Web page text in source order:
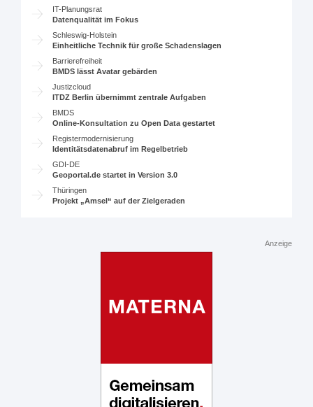
IT-Planungsrat
Datenqualität im Fokus
Schleswig-Holstein
Einheitliche Technik für große Schadenslagen
Barrierefreiheit
BMDS lässt Avatar gebärden
Justizcloud
ITDZ Berlin übernimmt zentrale Aufgaben
BMDS
Online-Konsultation zu Open Data gestartet
Registermodernisierung
Identitätsdatenabruf im Regelbetrieb
GDI-DE
Geoportal.de startet in Version 3.0
Thüringen
Projekt „Amsel“ auf der Zielgeraden
Anzeige